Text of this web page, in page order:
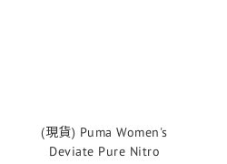
(現貨) Puma Women's
Deviate Pure Nitro